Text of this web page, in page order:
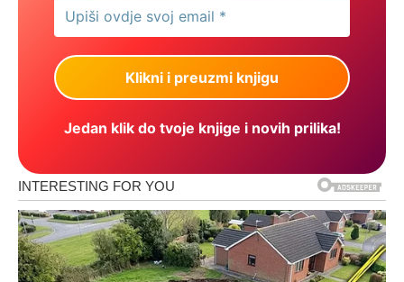
Jedan klik do tvoje knjige i novih prilika!